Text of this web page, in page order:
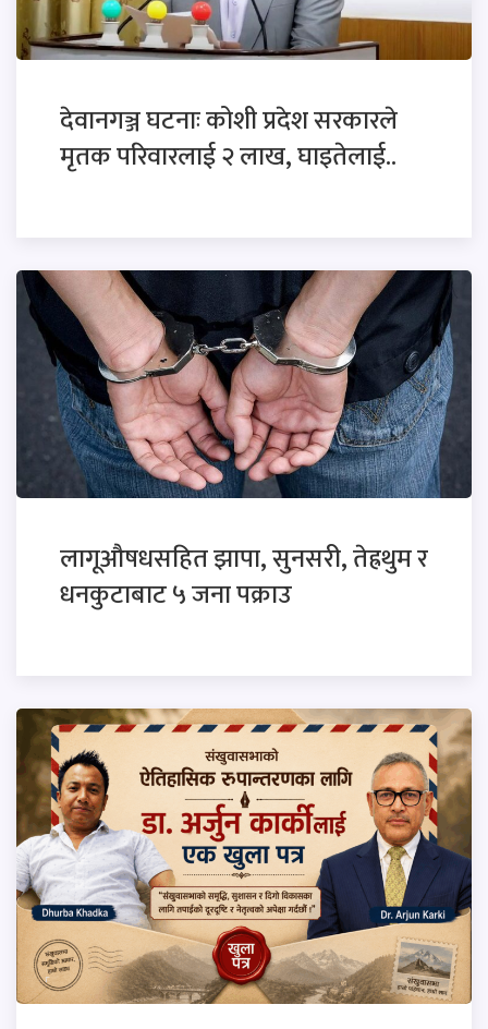
देवानगञ्ज घटनाः कोशी प्रदेश सरकारले
मृतक परिवारलाई २ लाख, घाइतेलाई..
लागूऔषधसहित झापा, सुनसरी, तेह्रथुम र
धनकुटाबाट ५ जना पक्राउ